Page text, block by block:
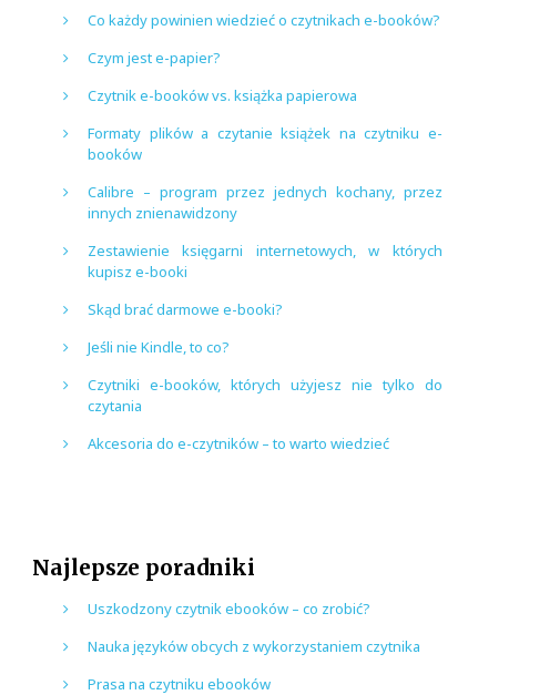
Co każdy powinien wiedzieć o czytnikach e-booków?
Czym jest e-papier?
Czytnik e-booków vs. książka papierowa
Formaty plików a czytanie książek na czytniku e-
booków
Calibre – program przez jednych kochany, przez
innych znienawidzony
Zestawienie księgarni internetowych, w których
kupisz e-booki
Skąd brać darmowe e-booki?
Jeśli nie Kindle, to co?
Czytniki e-booków, których użyjesz nie tylko do
czytania
Akcesoria do e-czytników – to warto wiedzieć
Najlepsze poradniki
Uszkodzony czytnik ebooków – co zrobić?
Nauka języków obcych z wykorzystaniem czytnika
Prasa na czytniku ebooków